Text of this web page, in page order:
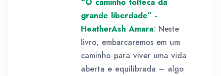
“O caminho tolteca da
grande liberdade” -
HeatherAsh Amara: Neste
livro, embarcaremos em um
caminho para viver uma vida
aberta e equilibrada – algo